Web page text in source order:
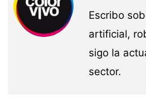
Escribo
artificial,
sigo la
sector.